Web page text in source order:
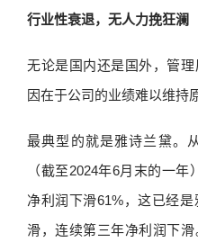
行业性衰退，无人力挽狂澜
无论是国内还是国外，管
因在于公司的业绩难以维持
最典型的就是雅诗兰黛。
（截至2024年6月末的一
净利润下滑61%，这已经
滑，连续第三年净利润下